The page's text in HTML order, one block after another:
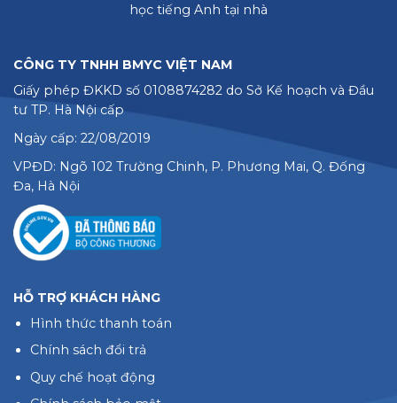
học tiếng Anh tại nhà
CÔNG TY TNHH BMYC VIỆT NAM
Giấy phép ĐKKD số 0108874282 do Sở Kế hoạch và Đầu
tư TP. Hà Nội cấp
Ngày cấp: 22/08/2019
VPĐD: Ngõ 102 Trường Chinh, P. Phương Mai, Q. Đống
Đa, Hà Nội
HỖ TRỢ KHÁCH HÀNG
Hình thức thanh toán
Chính sách đổi trả
Quy chế hoạt động